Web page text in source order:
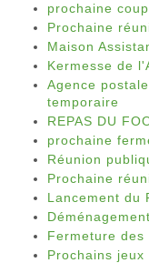
prochaine
Prochaine
Maison
Kermesse de
Agence
temporaire
REPAS DU
prochaine
Réunion
Prochaine
Lancement du
Fermeture des
Prochains